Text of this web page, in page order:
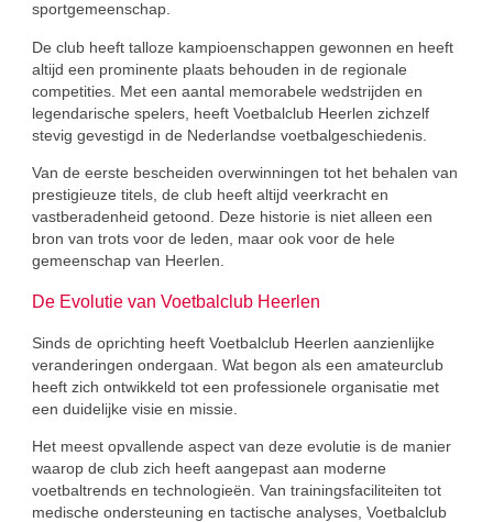
sportgemeenschap.
De club heeft talloze kampioenschappen gewonnen en heeft
altijd een prominente plaats behouden in de regionale
competities. Met een aantal memorabele wedstrijden en
legendarische spelers, heeft Voetbalclub Heerlen zichzelf
stevig gevestigd in de Nederlandse voetbalgeschiedenis.
Van de eerste bescheiden overwinningen tot het behalen van
prestigieuze titels, de club heeft altijd veerkracht en
vastberadenheid getoond. Deze historie is niet alleen een
bron van trots voor de leden, maar ook voor de hele
gemeenschap van Heerlen.
De Evolutie van Voetbalclub Heerlen
Sinds de oprichting heeft Voetbalclub Heerlen aanzienlijke
veranderingen ondergaan. Wat begon als een amateurclub
heeft zich ontwikkeld tot een professionele organisatie met
een duidelijke visie en missie.
Het meest opvallende aspect van deze evolutie is de manier
waarop de club zich heeft aangepast aan moderne
voetbaltrends en technologieën. Van trainingsfaciliteiten tot
medische ondersteuning en tactische analyses, Voetbalclub